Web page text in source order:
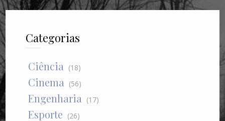
Categorias
Ciência (18)
Cinema (56)
Engenharia (17)
Esporte (26)